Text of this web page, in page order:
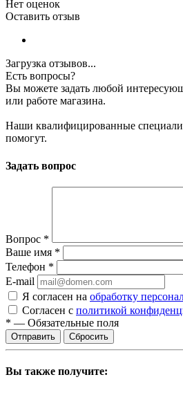
Нет оценок
Оставить отзыв
Загрузка отзывов...
Есть вопросы?
Вы можете задать любой
или работе магазина.
Наши квалифицированные
помогут.
Задать вопрос
Вопрос *
Ваше имя *
Телефон *
E-mail
Я согласен на обработку
Согласен с политикой
* — Обязательные поля
Сбросить
Вы также получите: